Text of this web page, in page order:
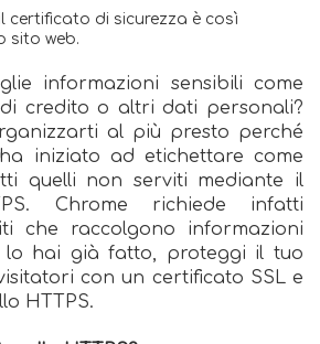
certificato di sicurezza è così
sito web.
informazioni sensibili come
credito o altri dati personali?
al più presto perché
iniziato ad etichettare come
quelli non serviti mediante il
Chrome richiede infatti
che raccolgono informazioni
lo hai già fatto, proteggi il tuo
con un certificato SSL e
HTTPS.